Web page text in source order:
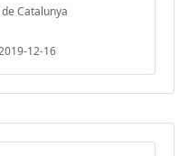
Catalunya
12-16